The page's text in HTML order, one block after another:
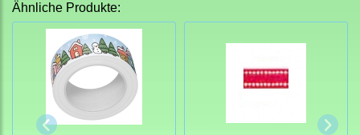
Ähnliche Produkte: